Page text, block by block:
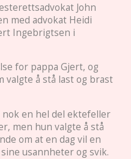
John
med advokat Heidi
Ingebrigtsen i
for pappa Gjert, og
valgte å stå last og brast
en hel del ektefeller
men hun valgte å stå
om at en dag vil en
usannheter og svik.